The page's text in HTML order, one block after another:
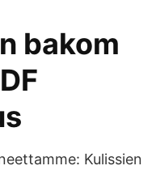
bakom
Kulissien